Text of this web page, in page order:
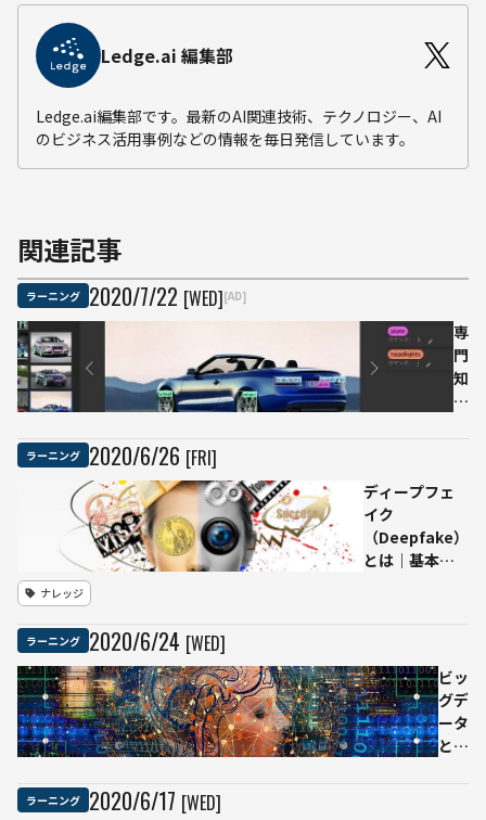
Ledge.ai 編集部
Ledge.ai編集部です。最新のAI関連技術、テクノロジー、AI
のビジネス活用事例などの情報を毎日発信しています。
関連記事
ラーニング 2020/7/22 [WED][AD]
専
門
知
識
ミ
で
使
え
る
ラーニング 2020/6/26 [FRI]
ディープフェ
イク
（Deepfake）
とは｜基本知
ナレッジ
ラーニング 2020/6/24 [WED]
ビッ
グデ
ータ
とは
ラーニング 2020/6/17 [WED]